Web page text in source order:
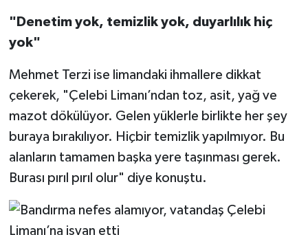
"Denetim yok, temizlik yok, duyarlılık hiç
yok"
Mehmet Terzi ise limandaki ihmallere dikkat
çekerek, "Çelebi Limanı’ndan toz, asit, yağ ve
mazot dökülüyor. Gelen yüklerle birlikte her şey
buraya bırakılıyor. Hiçbir temizlik yapılmıyor. Bu
alanların tamamen başka yere taşınması gerek.
Burası pırıl pırıl olur" diye konuştu.